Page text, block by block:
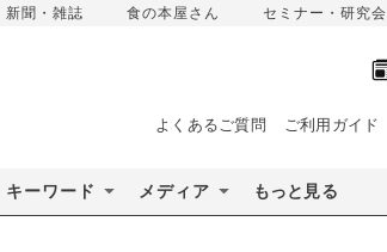
新聞・雑誌 食の本屋さん セミナー・研究会
よくあるご質問 ご利用ガイド
キーワード メディア もっと見る